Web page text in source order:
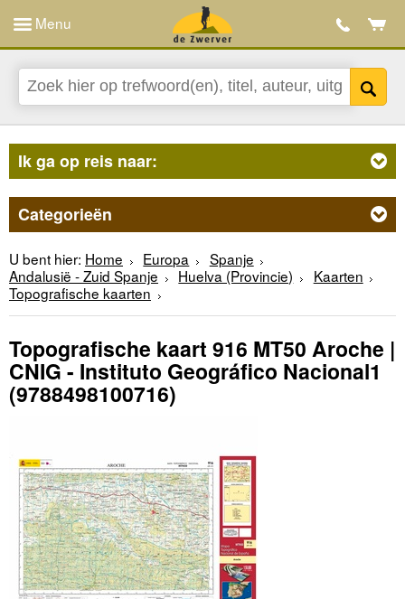
Menu
Ik ga op reis naar:
Categorieën
U bent hier: Home Europa
Spanje
Andalusië - Zuid Spanje
Huelva (Provincie)
Kaarten
Topografische kaarten
Topografische kaart 916 MT50 Aroche |
CNIG - Instituto Geográfico Nacional1
(9788498100716)